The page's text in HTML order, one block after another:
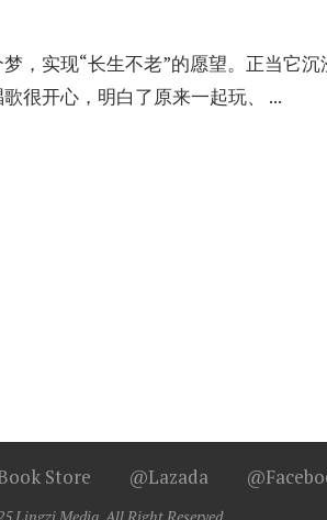
，实现“长生不老”的愿望。正当它
很开心，明白了原来一起玩、 ...
Store @Lazada